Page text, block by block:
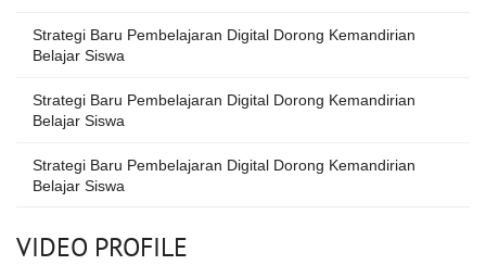
Strategi Baru Pembelajaran Digital Dorong Kemandirian
Belajar Siswa
Strategi Baru Pembelajaran Digital Dorong Kemandirian
Belajar Siswa
Strategi Baru Pembelajaran Digital Dorong Kemandirian
Belajar Siswa
VIDEO PROFILE